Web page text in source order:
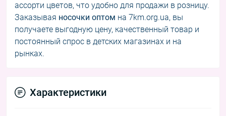
ассорти цветов, что удобно для продажи в розницу.
Заказывая носочки оптом на 7km.org.ua, вы
получаете выгодную цену, качественный товар и
постоянный спрос в детских магазинах и на
рынках.
Характеристики